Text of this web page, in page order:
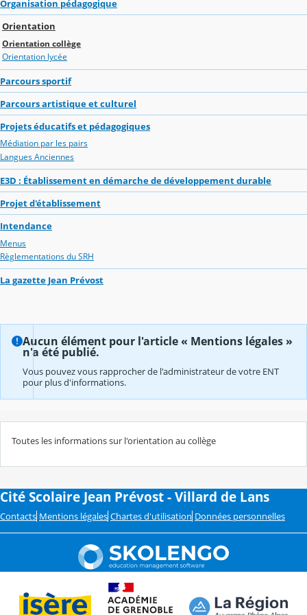
Organisation pédagogique
Orientation
Orientation collège
Orientation lycée
Parcours sportif
Parcours artistique et culturel
Projets éducatifs et pédagogiques
Médiation par les pairs
Langues Anciennes
E3D : Établissement en démarche de développement durable
Projet d'établissement
Intendance
Menus
Règlementations du SRH
La gazette Jean Prévost
Aucun élément pour l'article « Mentions légales »
n'a été publié.
Vous pouvez vous rapprocher de l'administrateur de votre ENT
pour plus d'informations.
Toutes les informations sur l'orientation au collège
Cité Scolaire Jean Prévost - Villard de Lans
Contacts Mentions légales Chartes d'utilisation Données personnelles